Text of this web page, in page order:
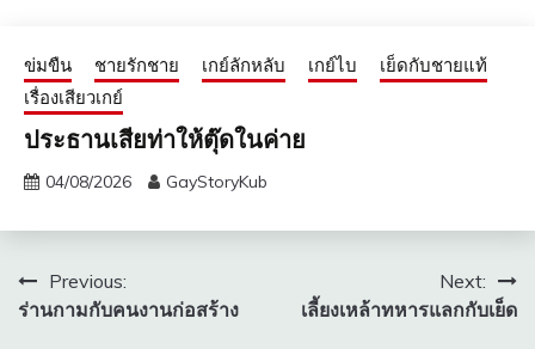
ข่มขืน ชายรักชาย เกย์ลักหลับ เกย์ไบ
เย็ดกับชายแท้
เรื่องเสียวเกย์
ประธานเสียท่าให้ตุ๊ดในค่าย
04/08/2026 GayStoryKub
แนะแนว
เรื่อง
Previous:
ร่านกามกับคนงานก่อสร้าง​
Next:
เลี้ยงเหล้าทหารแลกกับเย็ด